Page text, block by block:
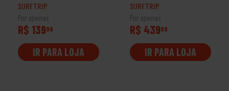
SURFTRIP
Por apenas
R$ 13999
IR PARA LOJA
SURFTRIP
Por apenas
R$ 43999
IR PARA LOJA